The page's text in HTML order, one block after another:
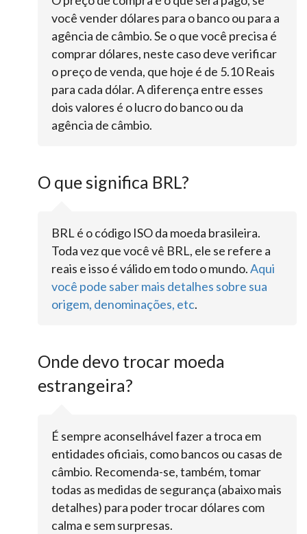
você vender dólares para o banco ou para a
agência de câmbio. Se o que você precisa é
comprar dólares, neste caso deve verificar
o preço de venda, que hoje é de 5.10 Reais
para cada dólar. A diferença entre esses
dois valores é o lucro do banco ou da
agência de câmbio.
O que significa BRL?
BRL é o código ISO da moeda brasileira.
Toda vez que você vê BRL, ele se refere a
reais e isso é válido em todo o mundo.Aqui
você pode saber mais detalhes sobre sua
origem, denominações, etc.
Onde devo trocar moeda
estrangeira?
É sempre aconselhável fazer a troca em
entidades oficiais, como bancos ou casas de
câmbio. Recomenda-se, também, tomar
todas as medidas de segurança (abaixo mais
detalhes) para poder trocar dólares com
calma e sem surpresas.